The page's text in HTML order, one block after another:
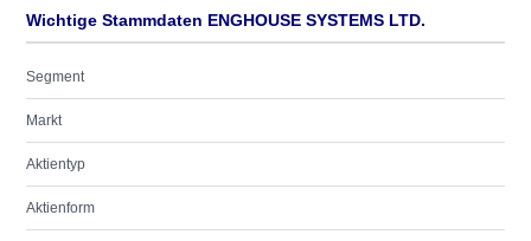
Wichtige Stammdaten ENGHOUSE SYSTEMS LTD.
Segment
Markt
Aktientyp
Aktienform